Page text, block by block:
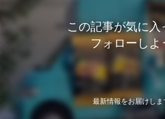
この記事が気に入
フォローしよ
最新情報をお届けしま